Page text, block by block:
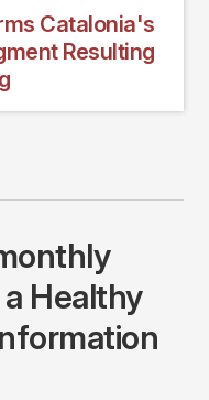
Catalonia's
Resulting
Healthy